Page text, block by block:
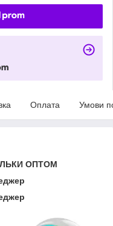
Оплата Умови
ОПТОМ